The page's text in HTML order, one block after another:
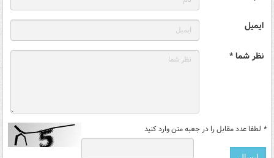
ایمیل
نظر شما *
* لطفا عدد مقابل را در جعبه متن وارد کنید